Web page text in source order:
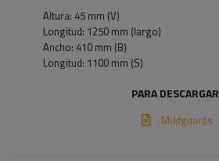
Altura: 45 mm (V)
Longitud: 1250 mm (largo)
Ancho: 410 mm (B)
Longitud: 1100 mm (S)
PARA DESCARGAR
Mudguards